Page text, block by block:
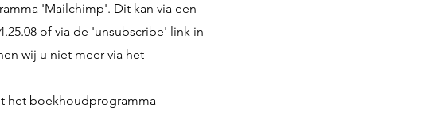
'Mailchimp'. Dit kan via een
of via de 'unsubscribe' link in
wij u niet meer via het
het boekhoudprogramma